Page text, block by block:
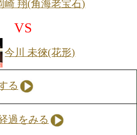
B席6,600円/当⽇⾃由
Sフライ級8回戦
岡崎 翔(角海老宝石)
今川 未徠(花形)